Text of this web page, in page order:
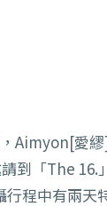
Aimyon[愛
請到「The 16.
行程中有兩天